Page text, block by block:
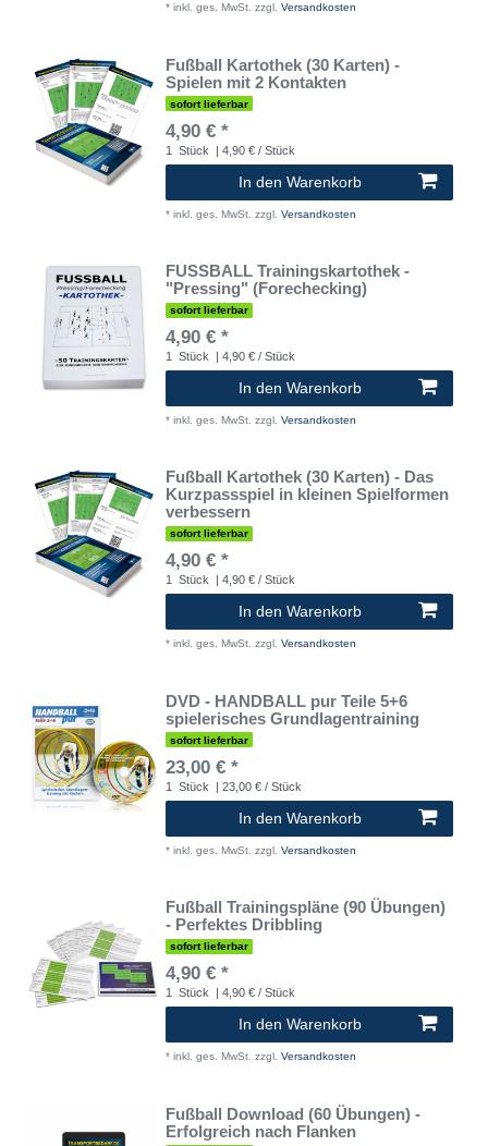
* inkl. ges. MwSt. zzgl. Versandkosten
Fußball Kartothek (30 Karten) -
Spielen mit 2 Kontakten
sofort lieferbar
4,90 € *
1 Stück | 4,90 € / Stück
In den Warenkorb
* inkl. ges. MwSt. zzgl. Versandkosten
FUSSBALL Trainingskartothek -
"Pressing" (Forechecking)
sofort lieferbar
4,90 € *
1 Stück | 4,90 € / Stück
In den Warenkorb
* inkl. ges. MwSt. zzgl. Versandkosten
Fußball Kartothek (30 Karten) - Das
Kurzpassspiel in kleinen Spielformen
verbessern
sofort lieferbar
4,90 € *
1 Stück | 4,90 € / Stück
In den Warenkorb
* inkl. ges. MwSt. zzgl. Versandkosten
DVD - HANDBALL pur Teile 5+6
spielerisches Grundlagentraining
sofort lieferbar
23,00 € *
1 Stück | 23,00 € / Stück
In den Warenkorb
* inkl. ges. MwSt. zzgl. Versandkosten
Fußball Trainingspläne (90 Übungen)
- Perfektes Dribbling
sofort lieferbar
4,90 € *
1 Stück | 4,90 € / Stück
In den Warenkorb
* inkl. ges. MwSt. zzgl. Versandkosten
Fußball Download (60 Übungen) -
Erfolgreich nach Flanken